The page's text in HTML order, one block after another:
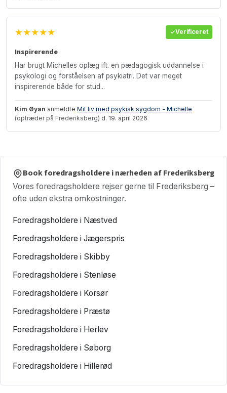
★★★★★ Verificeret
Inspirerende
Har brugt Michelles oplæg ift. en pædagogisk uddannelse i
psykologi og forståelsen af psykiatri. Det var meget
inspirerende både for stud...
Kim Øyan anmeldte Mit liv med psykisk sygdom - Michelle
(optræder på Frederiksberg) d. 19. april 2026
Book foredragsholdere i nærheden af Frederiksberg
Vores foredragsholdere rejser gerne til Frederiksberg –
ofte uden ekstra omkostninger.
Foredragsholdere i Næstved
Foredragsholdere i Jægerspris
Foredragsholdere i Skibby
Foredragsholdere i Stenløse
Foredragsholdere i Korsør
Foredragsholdere i Præstø
Foredragsholdere i Herlev
Foredragsholdere i Søborg
Foredragsholdere i Hillerød